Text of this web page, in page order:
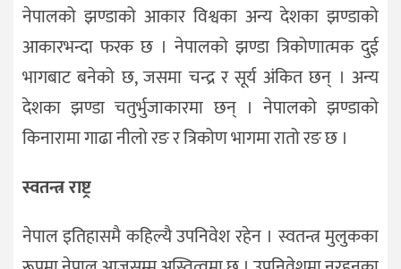
नेपालको झण्डाको आकार विश्वका अन्य देशका झण्डाको
आकारभन्दा फरक छ । नेपालको झण्डा त्रिकोणात्मक दुई
भागबाट बनेको छ, जसमा चन्द्र र सूर्य अंकित छन् । अन्य
देशका झण्डा चतुर्भुजाकारमा छन् । नेपालको झण्डाको
किनारामा गाढा नीलो रङ र त्रिकोण भागमा रातो रङ छ ।
स्वतन्त्र राष्ट्र
नेपाल इतिहासमै कहिल्यै उपनिवेश रहेन । स्वतन्त्र मुलुकका